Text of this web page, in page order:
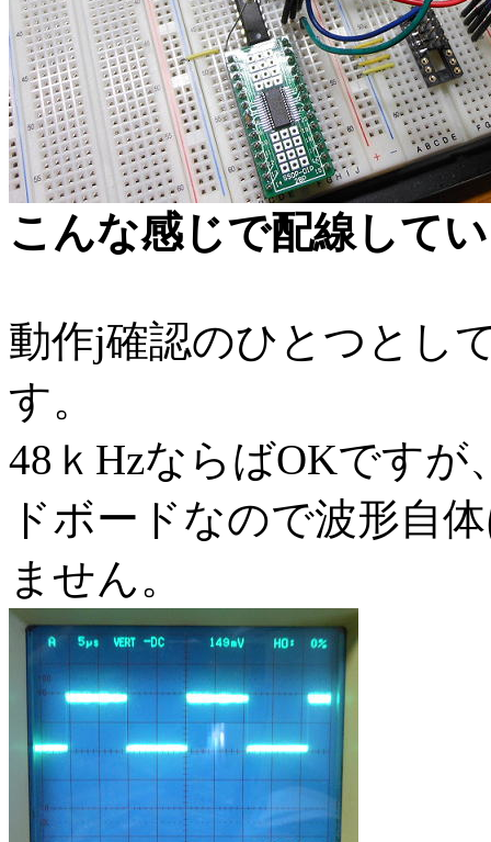
こんな感じで配線して
動作j確認のひとつとし
す。
48ｋHzならばOKです
ドボードなので波形自
ません。